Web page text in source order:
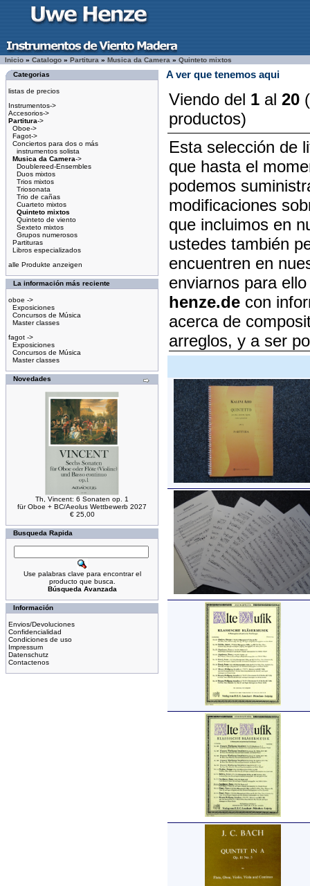
Inicio » Catalogo » Partitura » Musica da Camera » Quinteto mixtos
Categorias
listas de precios
Instrumentos->
Accesorios->
Partitura->
Oboe->
Fagot->
Conciertos para dos o más
instrumentos solista
Musica da Camera->
Doublereed-Ensembles
Duos mixtos
Trios mixtos
Triosonata
Trio de cañas
Cuarteto mixtos
Quinteto mixtos
Quinteto de viento
Sexteto mixtos
Grupos numerosos
Partituras
Libros especializados
alle Produkte anzeigen
La información más reciente
oboe ->
Exposiciones
Concursos de Música
Master classes
fagot ->
Exposiciones
Concursos de Música
Master classes
Novedades
Th, Vincent: 6 Sonaten op. 1
für Oboe + BC/Aeolus Wettbewerb 2027
€ 25,00
Busqueda Rapida
Use palabras clave para encontrar el
producto que busca.
Búsqueda Avanzada
Información
Envios/Devoluciones
Confidencialidad
Condiciones de uso
Impressum
Datenschutz
Contactenos
A ver que tenemos aqui
Viendo del 1 al 20
productos)
Esta selección de
que hasta el
podemos
modificaciones
que incluimos en
ustedes también
encuentren en
enviarnos para
henze.de con
acerca de
arreglos, y a ser